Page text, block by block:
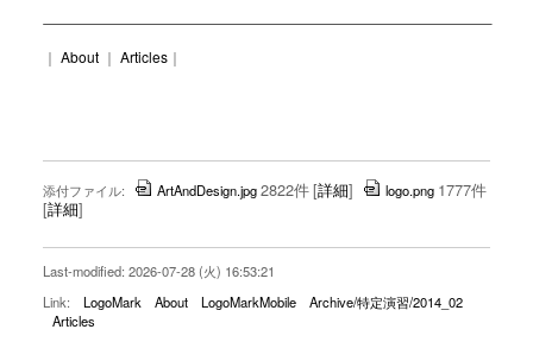
｜ About｜ Articles｜
添付ファイル: ArtAndDesign.jpg2822件[詳細] logo.png 1777件
[詳細]
Last-modified: 2026-07-28 (火) 16:53:21
Link:
LogoMark About LogoMarkMobile
Archive/特定演習/2014_02
Articles